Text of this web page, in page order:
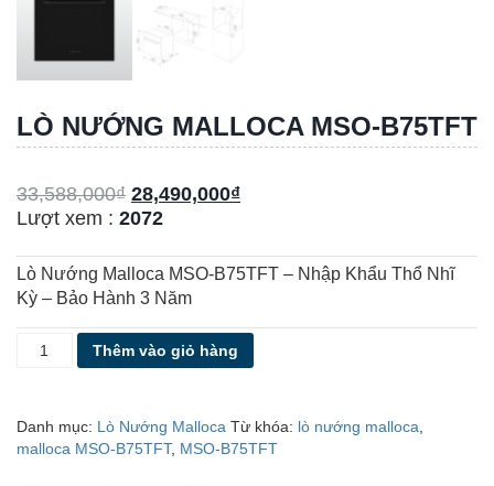
LÒ NƯỚNG MALLOCA MSO-B75TFT
33,588,000₫ 28,490,000₫
Lượt xem : 2072
Lò Nướng Malloca MSO-B75TFT – Nhập Khẩu Thổ Nhĩ
Kỳ – Bảo Hành 3 Năm
B75TFT
số
Thêm vào giỏ hàng
Danh mục: Lò Nướng Malloca Từ khóa: lò nướng malloca,
malloca MSO-B75TFT, MSO-B75TFT